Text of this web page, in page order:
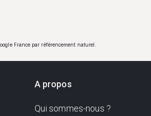
France par référencement naturel.
A propos
Qui sommes-nous ?